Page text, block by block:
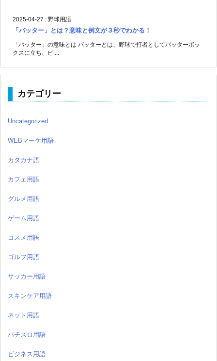
2025-04-27 : 野球用語
「バッター」とは？意味と例文が３秒でわかる！
「バッター」の意味とは バッターとは、野球で打者としてバッターボッ
クスに立ち、ピ ...
カテゴリー
Uncategorized
WEBマーケ用語
カタカナ語
カフェ用語
グルメ用語
ゲーム用語
コスメ用語
ゴルフ用語
サッカー用語
スキンケア用語
ネット用語
パチスロ用語
ビジネス用語